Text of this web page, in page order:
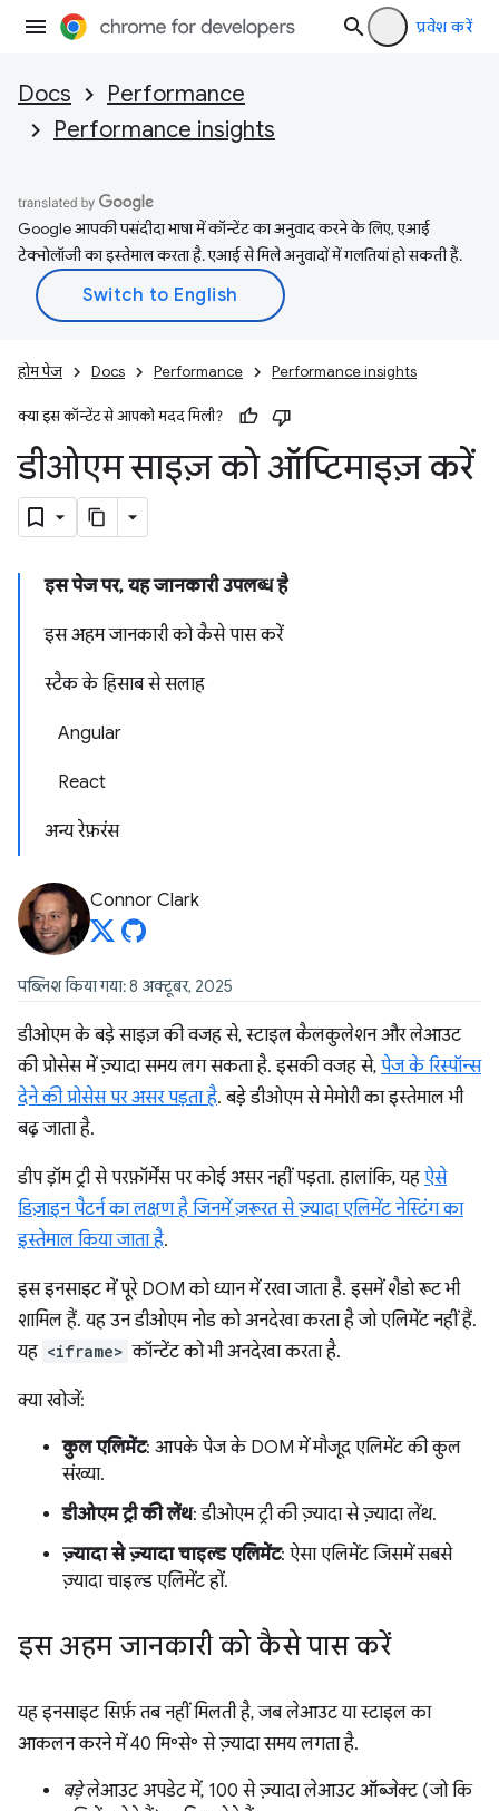
प्रवेश करें
Docs
Performance
Performance insights
Google आपकी पसंदीदा भाषा में कॉन्टेंट का अनुवाद करने के लिए, एआई
टेक्नोलॉजी का इस्तेमाल करता है. एआई से मिले अनुवादों में गलतियां हो सकती हैं.
होम पेज Docs Performance Performance insights
क्या इस कॉन्टेंट से आपको मदद मिली?
डीओएम साइज़ को ऑप्टिमाइज़ करें
इस पेज पर, यह जानकारी उपलब्ध है
इस अहम जानकारी को कैसे पास करें
स्टैक के हिसाब से सलाह
Angular
React
अन्य रेफ़रंस
Connor Clark
पब्लिश किया गया: 8 अक्टूबर, 2025
डीओएम के बड़े साइज़ की वजह से, स्टाइल कैलकुलेशन और लेआउट
की प्रोसेस में ज़्यादा समय लग सकता है. इसकी वजह से, पेज के रिस्पॉन्स
देने की प्रोसेस पर असर पड़ता है. बड़े डीओएम से मेमोरी का इस्तेमाल भी
बढ़ जाता है.
डीप ड़ॉम ट्री से परफ़ॉर्मेंस पर कोई असर नहीं पड़ता. हालांकि, यह ऐसे
डिज़ाइन पैटर्न का लक्षण है जिनमें ज़रूरत से ज़्यादा एलिमेंट नेस्टिंग का
इस्तेमाल किया जाता है.
इस इनसाइट में पूरे DOM को ध्यान में रखा जाता है. इसमें शैडो रूट भी
शामिल हैं. यह उन डीओएम नोड को अनदेखा करता है जो एलिमेंट नहीं हैं.
यह <iframe> कॉन्टेंट को भी अनदेखा करता है.
क्या खोजें:
कुल एलिमेंट: आपके पेज के DOM में मौजूद एलिमेंट की कुल
संख्या.
डीओएम ट्री की लेंथ: डीओएम ट्री की ज़्यादा से ज़्यादा लेंथ.
ज़्यादा से ज़्यादा चाइल्ड एलिमेंट: ऐसा एलिमेंट जिसमें सबसे
ज़्यादा चाइल्ड एलिमेंट हों.
इस अहम जानकारी को कैसे पास करें
यह इनसाइट सिर्फ़ तब नहीं मिलती है, जब लेआउट या स्टाइल का
आकलन करने में 40 मि॰से॰ से ज़्यादा समय लगता है.
बड़ेलेआउट अपडेट में, 100 से ज़्यादा लेआउट ऑब्जेक्ट (जो कि